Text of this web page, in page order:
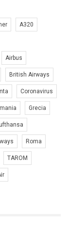
A320
Airbus
British Airways
Coronavirus
Grecia
Roma
TAROM